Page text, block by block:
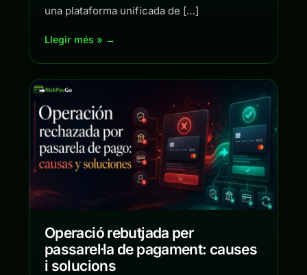
una plataforma unificada de […]
Llegir més » →
Operació rebutjada per
passarel·la de pagament: causes
i solucions